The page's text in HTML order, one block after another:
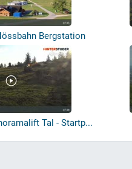
Bergstation
Tal - Startp...